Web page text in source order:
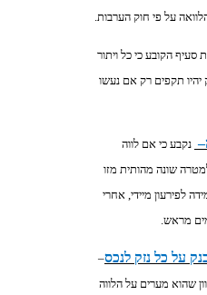
על פי חוק הערבות.
סעיף הקובע כי כל ויתור
יהיו תקפים רק אם נעשו
– נקבע כי אם לווה
שונה מהותית מזו
לפירעון מיידי, אחרי
.
על כל נזק לנכס–
שהוא מערים על הלווה